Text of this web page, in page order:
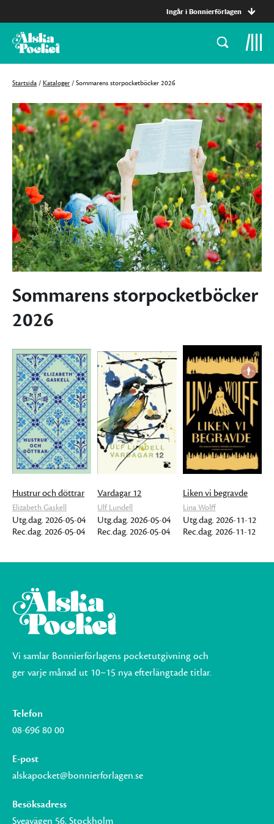
Ingår i Bonnierförlagen
Startsida / Kataloger / Sommarens storpocketböcker 2026
Sommarens storpocketböcker
2026
Hustrur och döttrar
Elizabeth Gaskell
Utg.dag. 2026-05-04
Rec.dag. 2026-05-04
Vardagar 12
Ulf Lundell
Utg.dag. 2026-05-04
Rec.dag. 2026-05-04
Liken vi begravde
Lina Wolff
Utg.dag. 2026-11-12
Rec.dag. 2026-11-12
Vi samlar Bonnierförlagens pocketutgivning och
ger varje månad ut 10–15 nya efterlängtade titlar.
Telefon
08-696 80 00
E-post
alskapocket@bonnierforlagen.se
Besöksadress
Sveavägen 56, Stockholm